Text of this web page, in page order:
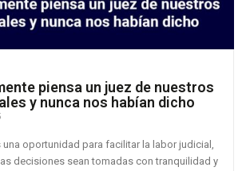
piensa un juez de nuestros
y nunca nos habían dicho
una oportunidad para facilitar la labor judicial,
decisiones sean tomadas con tranquilidad y